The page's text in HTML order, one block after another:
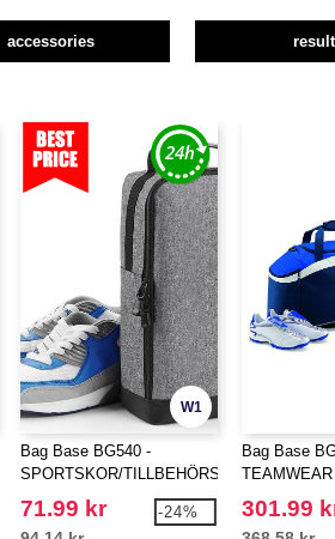
accessories result
W1
Bag Base BG540 -
SPORTSKOR/TILLBEHÖRSVÄSKA
71.99 kr -24%
Bag Base
301.99